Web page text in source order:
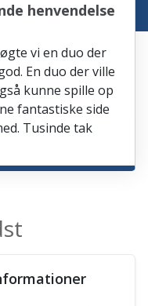
henvendelse
vi en duo der
En duo der ville
kunne spille op
fantastiske side
Tusinde tak